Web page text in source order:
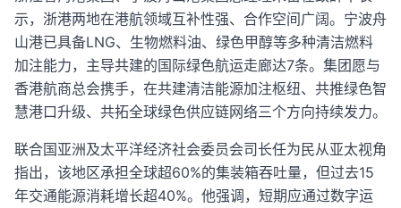
示，浙港两地在港航领域互补性强、合作空间广阔。宁波舟
山港已具备LNG、生物燃料油、绿色甲醇等多种清洁燃料
加注能力，主导共建的国际绿色航运走廊达7条。集团愿与
香港航商总会携手，在共建清洁能源加注枢纽、共推绿色智
慧港口升级、共拓全球绿色供应链网络三个方向持续发力。
联合国亚洲及太平洋经济社会委员会司长任为民从亚太视角
指出，该地区承担全球超60%的集装箱吞吐量，但过去15
年交通能源消耗增长超40%。他强调，短期应通过数字运